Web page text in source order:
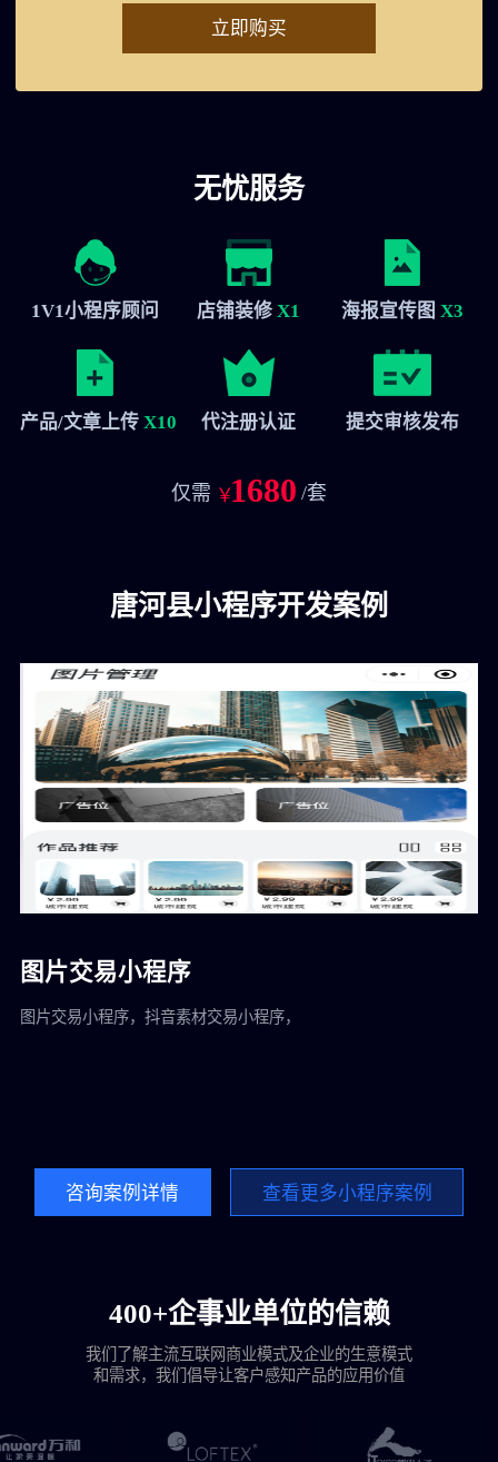
立即购买
无忧服务
1V1小程序顾问 店铺装修 X1 海报宣传图 X3
产品/文章上传 X10 代注册认证 提交审核发布
仅需 ￥1680 /套
唐河县小程序开发案例
图片交易小程序
图片交易小程序，抖音素材交易小程序，
咨询案例详情 查看更多小程序案例
400+企事业单位的信赖
我们了解主流互联网商业模式及企业的生意模式
和需求，我们倡导让客户感知产品的应用价值